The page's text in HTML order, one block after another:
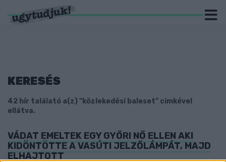
KERESÉS
42 hír találató a(z) "közlekedési baleset" cimkével
ellátva.
VÁDAT EMELTEK EGY GYŐRI NŐ ELLEN AKI
KIDÖNTÖTTE A VASÚTI JELZŐLÁMPÁT, MAJD
ELHAJTOTT